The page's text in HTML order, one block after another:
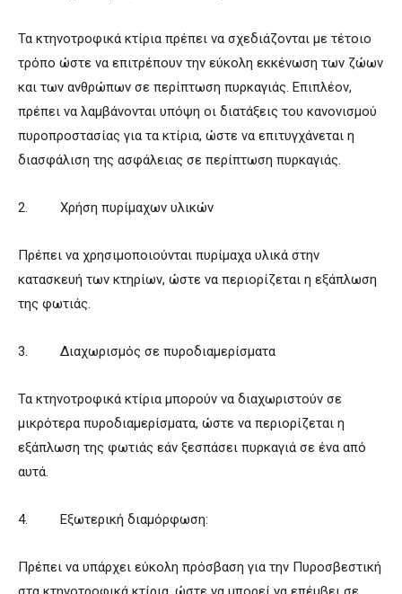
Τα κτηνοτροφικά κτίρια πρέπει να σχεδιάζονται με τέτοιο
τρόπο ώστε να επιτρέπουν την εύκολη εκκένωση των ζώων
και των ανθρώπων σε περίπτωση πυρκαγιάς. Επιπλέον,
πρέπει να λαμβάνονται υπόψη οι διατάξεις του κανονισμού
πυροπροστασίας για τα κτίρια, ώστε να επιτυγχάνεται η
διασφάλιση της ασφάλειας σε περίπτωση πυρκαγιάς.
2. Χρήση πυρίμαχων υλικών
Πρέπει να χρησιμοποιούνται πυρίμαχα υλικά στην
κατασκευή των κτηρίων, ώστε να περιορίζεται η εξάπλωση
της φωτιάς.
3. Διαχωρισμός σε πυροδιαμερίσματα
Τα κτηνοτροφικά κτίρια μπορούν να διαχωριστούν σε
μικρότερα πυροδιαμερίσματα, ώστε να περιορίζεται η
εξάπλωση της φωτιάς εάν ξεσπάσει πυρκαγιά σε ένα από
αυτά.
4. Εξωτερική διαμόρφωση:
Πρέπει να υπάρχει εύκολη πρόσβαση για την Πυροσβεστική